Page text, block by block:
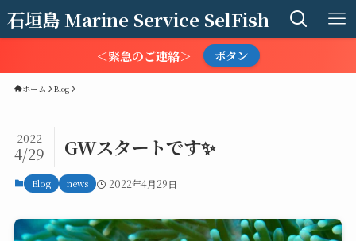
石垣島 Marine Service SelFish
＜緊急のご連絡＞ ボタン
ホーム Blog
GWスタートです✨
2022
4/29
Blog news 2022年4月29日